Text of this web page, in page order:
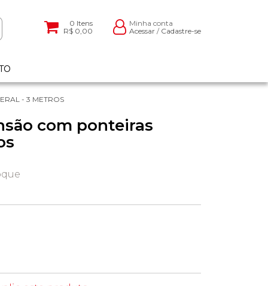
0 Itens
R$ 0,00
Minha conta
Acessar / Cadastre-se
- 3 METROS
com ponteiras